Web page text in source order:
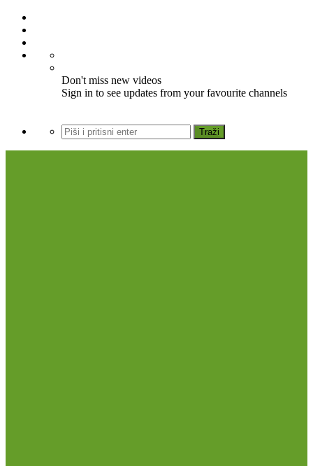
Don't miss new videos
Sign in to see updates from your favourite channels